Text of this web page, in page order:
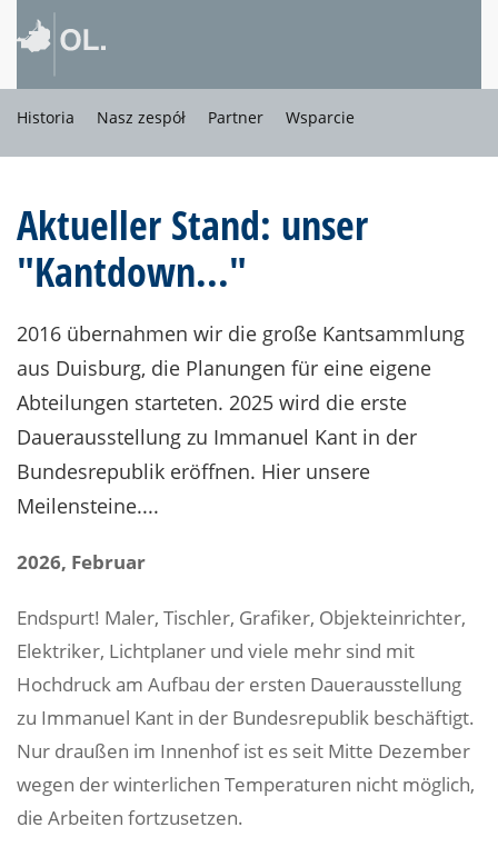
Historia Nasz zespół Partner Wsparcie
Aktueller Stand: unser
"Kantdown..."
2016 übernahmen wir die große Kantsammlung
aus Duisburg, die Planungen für eine eigene
Abteilungen starteten. 2025 wird die erste
Dauerausstellung zu Immanuel Kant in der
Bundesrepublik eröffnen. Hier unsere
Meilensteine....
2026, Februar
Endspurt! Maler, Tischler, Grafiker, Objekteinrichter,
Elektriker, Lichtplaner und viele mehr sind mit
Hochdruck am Aufbau der ersten Dauerausstellung
zu Immanuel Kant in der Bundesrepublik beschäftigt.
Nur draußen im Innenhof ist es seit Mitte Dezember
wegen der winterlichen Temperaturen nicht möglich,
die Arbeiten fortzusetzen.